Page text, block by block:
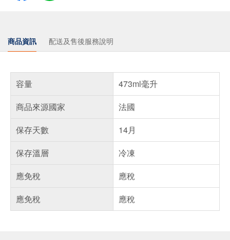
商品資訊 配送及售後服務說明
容量
473ml毫升
商品來源國家
法國
保存天數
14月
保存溫層
冷凍
應免稅
應稅
應免稅
應稅